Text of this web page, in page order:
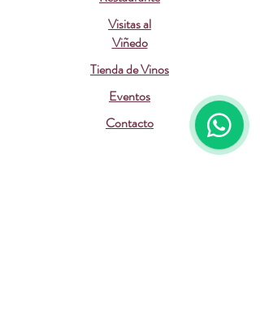
Visitas al
Viñedo
Tienda de Vinos
Eventos
Contacto